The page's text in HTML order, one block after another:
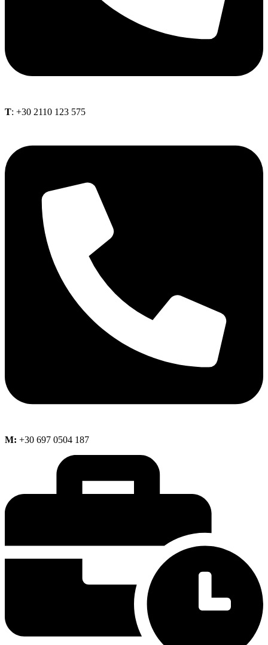
Τ: +30 2110 123 575
M: +30 697 0504 187